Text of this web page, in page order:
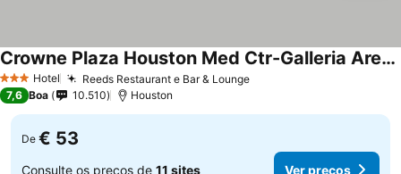
3 EstrelasHotel Reeds Restaurant e Bar & LoungeVer preços
Crowne Plaza Houston Med Ctr-Galleria Area by IHG
Ver preços
7,6 Boa 10.510 Houston
De € 53
Consulte os preços de 11 sites Ver preços